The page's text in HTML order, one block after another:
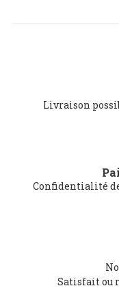
Livraison
Confidentialité
Satisfait ou